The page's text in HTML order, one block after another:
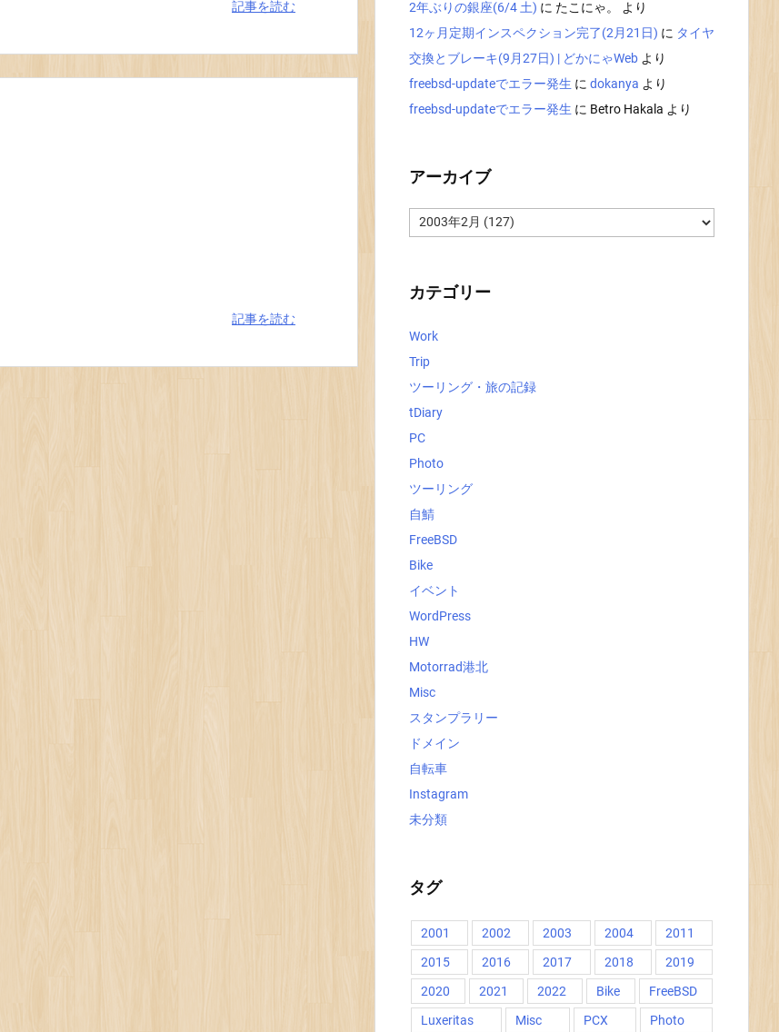
記事を読む
記事を読む
2年ぶりの銀座(6/4 土) に たこにゃ。
より
12ヶ月定期インスペクション完了(2月21日) に タイヤ
交換とブレーキ(9月27日) | どかにゃWeb より
freebsd-updateでエラー発生 に dokanya より
freebsd-updateでエラー発生 に Betro Hakala より
アーカイブ
ア
ー
カテゴリー
Work
Trip
ツーリング・旅の記録
tDiary
PC
Photo
ツーリング
自鯖
FreeBSD
Bike
イベント
WordPress
HW
Motorrad港北
Misc
スタンプラリー
ドメイン
自転車
Instagram
未分類
タグ
2001 2002 2003 2004
2011
2015
2016 2017 2018
2019
2020
2021 2022 Bike
FreeBSD
Luxeritas
Misc PCX
Photo